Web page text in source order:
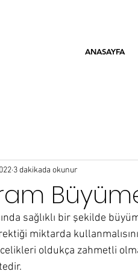
ANASAYFA
3 dakikada okunur
sağlıklı bir şekilde
miktarda
oldukça zahmetli